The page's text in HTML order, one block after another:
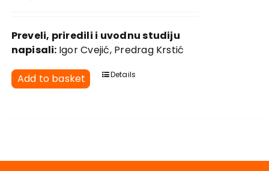
Preveli, priredili i uvodnu studiju
napisali: Igor Cvejić, Predrag Krstić
Add to basket Details